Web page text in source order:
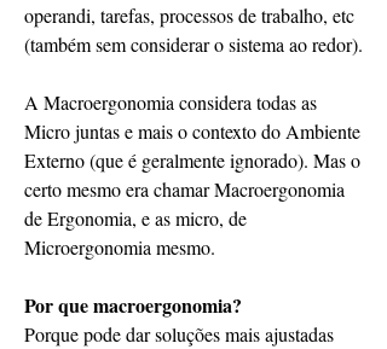
operandi, tarefas, processos de trabalho, etc
(também sem considerar o sistema ao redor).
A Macroergonomia considera todas as
Micro juntas e mais o contexto do Ambiente
Externo (que é geralmente ignorado). Mas o
certo mesmo era chamar Macroergonomia
de Ergonomia, e as micro, de
Microergonomia mesmo.
Por que macroergonomia?
Porque pode dar soluções mais ajustadas